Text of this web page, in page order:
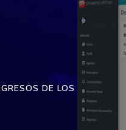
DE LOS